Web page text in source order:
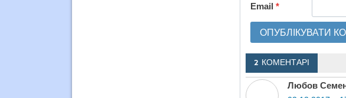
Email *
2 КОМЕНТАРІ
Любов